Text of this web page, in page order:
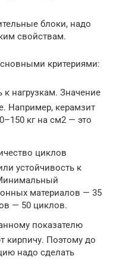
блоки, надо
свойствам.
критериями:
к нагрузкам. Значение
Например, керамзит
кг на см2 — это
циклов
устойчивость к
материалов — 35
— 50 циклов.
показателю
кирпичу. Поэтому до
надо сделать